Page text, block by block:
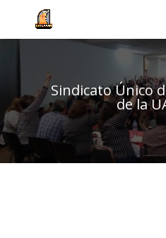
Sindicato Único
de la